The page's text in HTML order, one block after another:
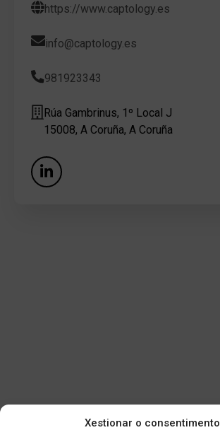
Xestionar o consentimento
https://www.captology.es
info@captology.es
981923343
Rúa Gambrinus, 1º Local J
15008, A Coruña, A Coruña